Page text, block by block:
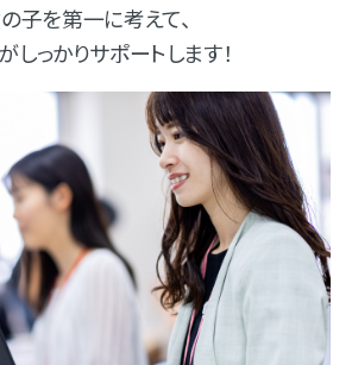
子を第一に考えて、
しっかりサポートします！